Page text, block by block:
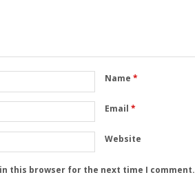
Name *
Email *
Website
this browser for the next time I comment.